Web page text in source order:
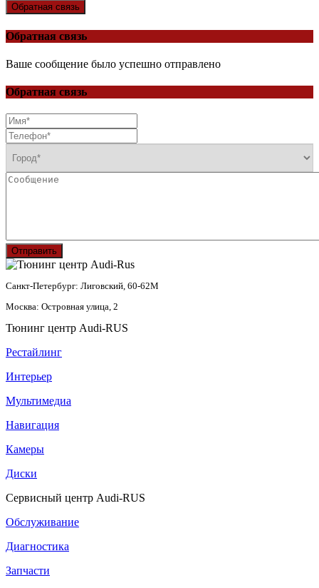
Обратная связь
Обратная связь
Ваше сообщение было успешно отправлено
Обратная связь
Отправить
Санкт-Петербург: Лиговский, 60-62М
Москва: Островная улица, 2
Тюнинг центр Audi-RUS
Рестайлинг
Интерьер
Мультимедиа
Навигация
Камеры
Диски
Сервисный центр Audi-RUS
Обслуживание
Диагностика
Запчасти